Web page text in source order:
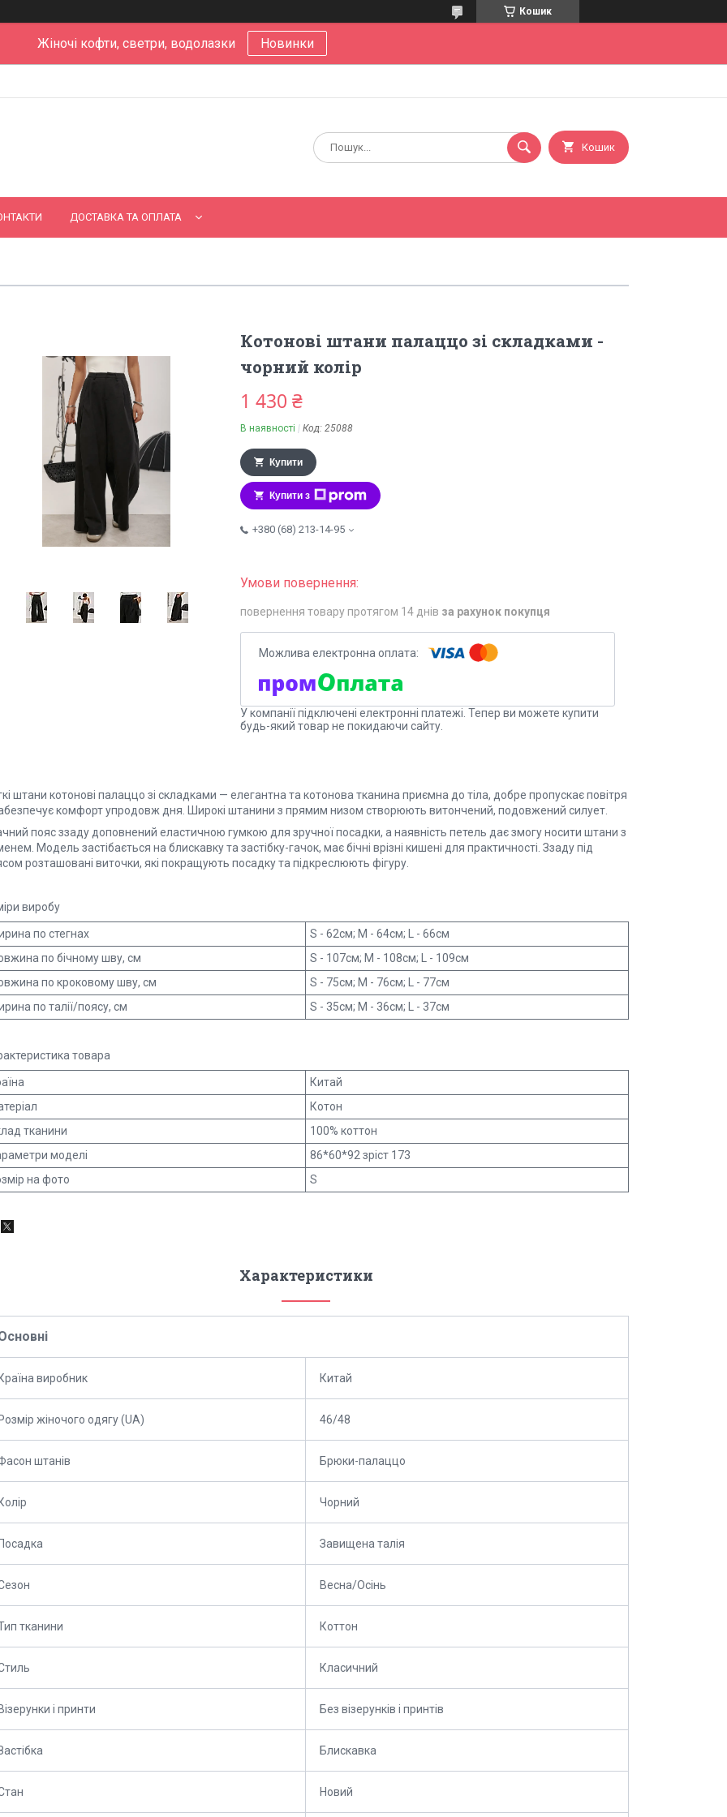
Кошик
Жіночі кофти, светри, водолазки Новинки
Кошик
ДОСТАВКА ТА ОПЛАТА
Котонові штани палаццо зі складками -
чорний колір
1 430 ₴
В наявності Код: 25088
Купити
Купити з
+380 (68) 213-14-95
повернення товару протягом 14 днів за рахунок покупця
У компанії підключені електронні платежі. Тепер ви можете купити
будь-який товар не покидаючи сайту.
штани котонові палаццо зі складками — елегантна та котонова тканина приємна до тіла, добре пропускає повітря
комфорт упродовж дня. Широкі штанини з прямим низом створюють витончений, подовжений силует.
пояс ззаду доповнений еластичною гумкою для зручної посадки, а наявність петель дає змогу носити штани з
Модель застібається на блискавку та застібку-гачок, має бічні врізні кишені для практичності. Ззаду під
розташовані виточки, які покращують посадку та підкреслюють фігуру.
виробу
по стегнах
S - 62см; M - 64см; L - 66см
по бічному шву, см
S - 107см; M - 108см; L - 109см
по кроковому шву, см
S - 75см; M - 76см; L - 77см
по талії/поясу, см
S - 35см; M - 36см; L - 37см
товара
Китай
Котон
тканини
100% коттон
моделі
86*60*92 зріст 173
на фото
S
Характеристики
виробник Китай
жіночого одягу (UA) 46/48
штанів Брюки-палаццо
Чорний
Завищена талія
Весна/Осінь
тканини Коттон
Класичний
і принти Без візерунків і принтів
Блискавка
Новий